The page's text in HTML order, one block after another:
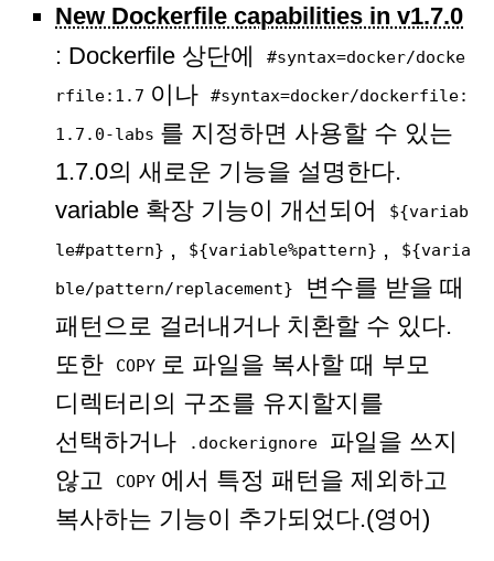
New Dockerfile capabilities in v1.7.0
: Dockerfile 상단에
#syntax=docker/docke
rfile:1.7 이나
#syntax=docker/dockerfile:
1.7.0-labs 를 지정하면 사용할 수 있는
1.7.0의 새로운 기능을 설명한다.
variable 확장 기능이 개선되어
${variab
le#pattern} , ${variable%pattern} ,
${varia
ble/pattern/replacement}
변수를 받을 때
패턴으로 걸러내거나 치환할 수 있다.
또한
COPY 로 파일을 복사할 때 부모
디렉터리의 구조를 유지할지를
선택하거나
.dockerignore
파일을 쓰지
않고
COPY 에서 특정 패턴을 제외하고
복사하는 기능이 추가되었다.(영어)